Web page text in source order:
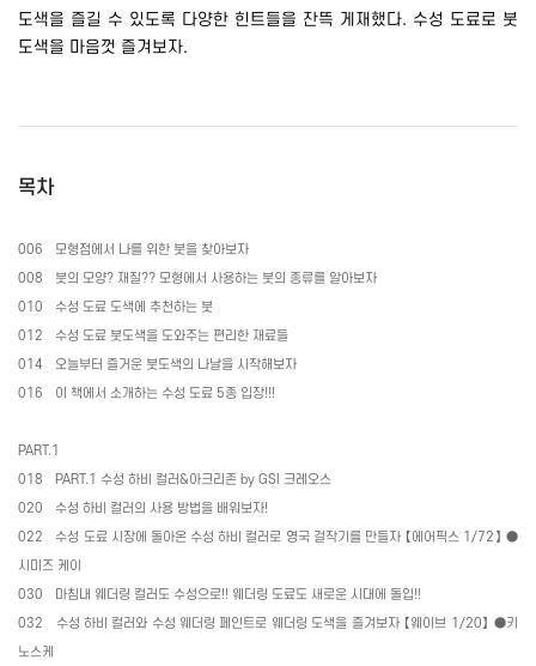
도색을 즐길 수 있도록 다양한 힌트들을 잔뜩 게재했다. 수성 도료로 붓
도색을 마음껏 즐겨보자.
목차
006 모형점에서 나를 위한 붓을 찾아보자
008 붓의 모양? 재질?? 모형에서 사용하는 붓의 종류를 알아보자
010 수성 도료 도색에 추천하는 붓
012 수성 도료 붓도색을 도와주는 편리한 재료들
014 오늘부터 즐거운 붓도색의 나날을 시작해보자
016 이 책에서 소개하는 수성 도료 5종 입장!!!
PART.1
018
PART.1 수성 하비 컬러&아크리존 by GSI 크레오스
020 수성 하비 컬러의 사용 방법을 배워보자!
022 수성 도료 시장에 돌아온 수성 하비 컬러로 영국 걸작기를 만들자 【에어픽스 1/72 】 ●
시미즈 케이
030 마침내 웨더링 컬러도 수성으로!! 웨더링 도료도 새로운 시대에 돌입!!
032 수성 하비 컬러와 수성 웨더링 페인트로 웨더링 도색을 즐겨보자 【웨이브 1/20】 ●키
노스케